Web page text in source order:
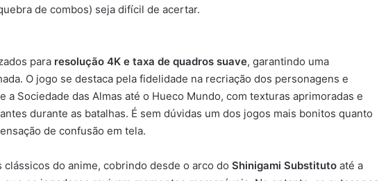
de combos) seja difícil de acertar.
para resolução 4K e taxa de quadros suave, garantindo uma
O jogo se destaca pela fidelidade na recriação dos personagens e
a Sociedade das Almas até o Hueco Mundo, com texturas aprimoradas e
durante as batalhas. É sem dúvidas um dos jogos mais bonitos quanto
de confusão em tela.
do anime, cobrindo desde o arco do Shinigami Substituto até a